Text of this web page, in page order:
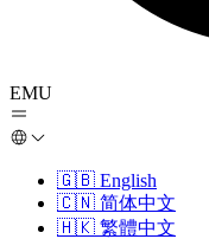
EMU
🇬🇧 English
🇨🇳 简体中文
🇭🇰 繁體中文